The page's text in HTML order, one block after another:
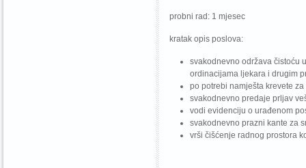
probni rad: 1 mjesec
kratak opis poslova:
svakodnevno održava čistoću
ordinacijama ljekara i drugim
po potrebi namješta krevete
svakodnevno predaje prljav
vodi evidenciju o urađenom
svakodnevno prazni kante za
vrši čišćenje radnog prostora